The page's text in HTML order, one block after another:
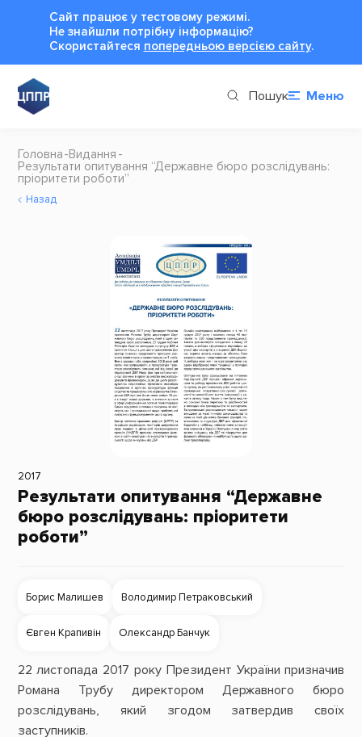
Сайт працює у тестовому режимі.
Не знайшли потрібну інформацію?
Cкористайтеся попередньою версією сайту.
Пошук Меню
Головна Видання
Результати опитування “Державне бюро розслідувань:
пріоритети роботи”
Назад
2017
Результати опитування “Державне
бюро розслідувань: пріоритети
роботи”
Борис Малишев Володимир Петраковський
Євген Крапивін Олександр Банчук
22 листопада 2017 року Президент України призначив
Романа Трубу директором Державного бюро
розслідувань, який згодом затвердив своїх
заступників.